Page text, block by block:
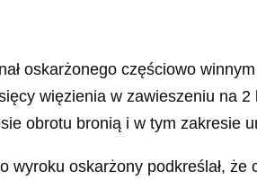
oskarżonego częściowo
więzienia w zawieszeniu na 2
obrotu bronią i w tym zakresie
wyroku oskarżony podkreślał, że